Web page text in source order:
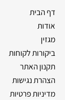
דף הבית
אודות
מגזין
ביקורות לקוחות
תקנון האתר
הצהרת נגישות
מדיניות פרטיות